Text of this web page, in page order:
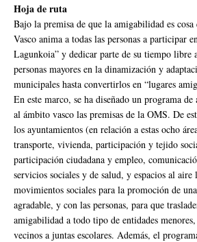
Hoja de ruta
Bajo la premisa de que la amigabilidad es
Vasco anima a todas las personas a participar
Lagunkoia” y dedicar parte de su tiempo libre
personas mayores en la dinamización y
municipales hasta convertirlos en “lugares
En este marco, se ha diseñado un programa de
al ámbito vasco las premisas de la OMS. De
los ayuntamientos (en relación a estas ocho
transporte, vivienda, participación y tejido
participación ciudadana y empleo,
servicios sociales y de salud, y espacios al
movimientos sociales para la promoción de
agradable, y con las personas, para que
amigabilidad a todo tipo de entidades
vecinos a juntas escolares. Además, el